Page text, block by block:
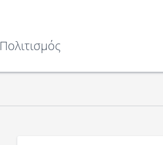
Πολιτισμός